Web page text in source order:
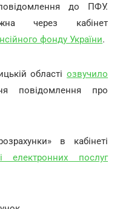
до ПФУ.
через кабінет
фонду України.
області озвучило
повідомлення про
в кабінеті
електронних послуг